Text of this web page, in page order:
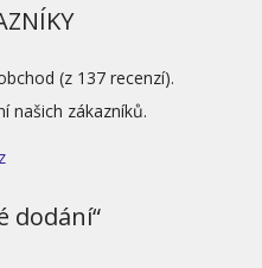
(z 137 recenzí).
našich zákazníků.
dodání“